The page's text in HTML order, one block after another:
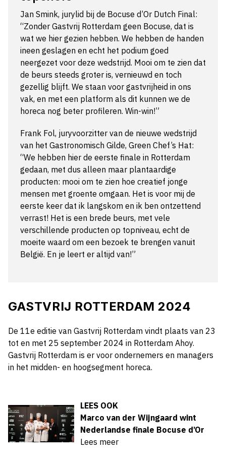
Jan Smink, jurylid bij de Bocuse d’Or Dutch Final:
“Zonder Gastvrij Rotterdam geen Bocuse, dat is
wat we hier gezien hebben. We hebben de handen
ineen geslagen en echt het podium goed
neergezet voor deze wedstrijd. Mooi om te zien dat
de beurs steeds groter is, vernieuwd en toch
gezellig blijft. We staan voor gastvrijheid in ons
vak, en met een platform als dit kunnen we de
horeca nog beter profileren. Win-win!”
Frank Fol, juryvoorzitter van de nieuwe wedstrijd
van het Gastronomisch Gilde, Green Chef’s Hat:
“We hebben hier de eerste finale in Rotterdam
gedaan, met dus alleen maar plantaardige
producten: mooi om te zien hoe creatief jonge
mensen met groente omgaan. Het is voor mij de
eerste keer dat ik langskom en ik ben ontzettend
verrast! Het is een brede beurs, met vele
verschillende producten op topniveau, echt de
moeite waard om een bezoek te brengen vanuit
België. En je leert er altijd van!”
GASTVRIJ ROTTERDAM 2024
De 11e editie van Gastvrij Rotterdam vindt plaats van 23
tot en met 25 september 2024 in Rotterdam Ahoy.
Gastvrij Rotterdam is er voor ondernemers en managers
in het midden- en hoogsegment horeca.
LEES OOK
Marco van der Wijngaard wint
Nederlandse finale Bocuse d’Or
Lees meer